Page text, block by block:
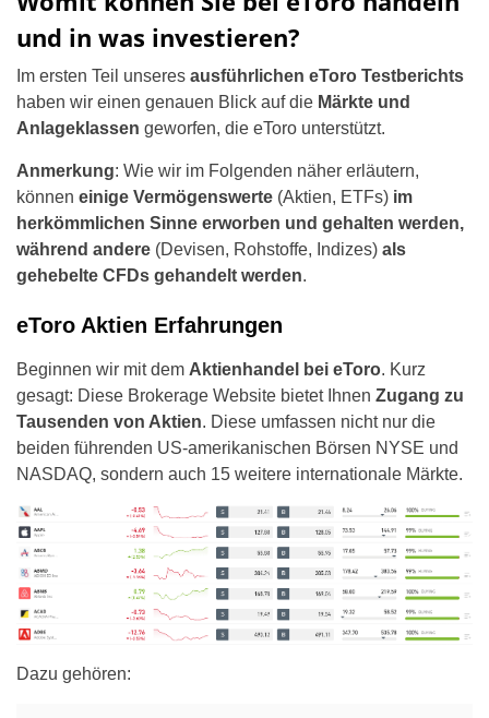
und in was investieren?
Im ersten Teil unseres ausführlichen eToro Testberichts
haben wir einen genauen Blick auf die Märkte und
Anlageklassen geworfen, die eToro unterstützt.
Anmerkung: Wie wir im Folgenden näher erläutern,
können einige Vermögenswerte (Aktien, ETFs) im
herkömmlichen Sinne erworben und gehalten werden,
während andere (Devisen, Rohstoffe, Indizes) als
gehebelte CFDs gehandelt werden.
eToro Aktien Erfahrungen
Beginnen wir mit dem Aktienhandel bei eToro. Kurz
gesagt: Diese Brokerage Website bietet Ihnen Zugang zu
Tausenden von Aktien. Diese umfassen nicht nur die
beiden führenden US-amerikanischen Börsen NYSE und
NASDAQ, sondern auch 15 weitere internationale Märkte.
Dazu gehören: